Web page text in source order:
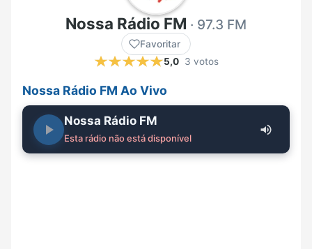
Nossa Rádio FM · 97.3 FM
Favoritar
5,0 3 votos
Nossa Rádio FM Ao Vivo
Nossa Rádio FM
Esta rádio não está disponível